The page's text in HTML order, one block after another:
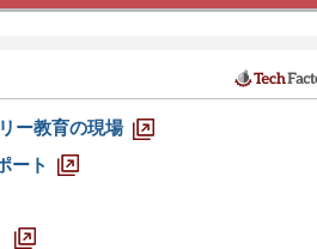
ー教育の現場
ート